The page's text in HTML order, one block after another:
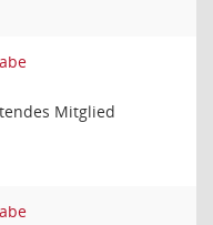
Mitglied